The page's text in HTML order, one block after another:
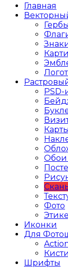
Главная
Гербы
Карты
Обои
Фото
Иконки
Для
Кисти
Шрифты